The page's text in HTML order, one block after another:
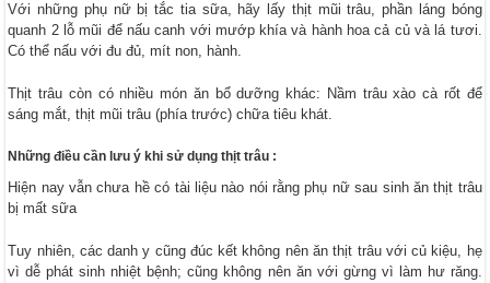
Với những phụ nữ bị tắc tia sữa, hãy lấy thịt mũi trâu, phần láng bóng
quanh 2 lỗ mũi để nấu canh với mướp khía và hành hoa cả củ và lá tươi.
Có thể nấu với đu đủ, mít non, hành.
Thịt trâu còn có nhiều món ăn bổ dưỡng khác: Nầm trâu xào cà rốt để
sáng mắt, thịt mũi trâu (phía trước) chữa tiêu khát.
Những điều cần lưu ý khi sử dụng thịt trâu :
Hiện nay vẫn chưa hề có tài liệu nào nói rằng phụ nữ sau sinh ăn thịt trâu
bị mất sữa
Tuy nhiên, các danh y cũng đúc kết không nên ăn thịt trâu với củ kiệu, hẹ
vì dễ phát sinh nhiệt bệnh; cũng không nên ăn với gừng vì làm hư răng.